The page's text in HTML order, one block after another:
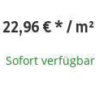
22,96 €* / m²
Sofort verfügbar